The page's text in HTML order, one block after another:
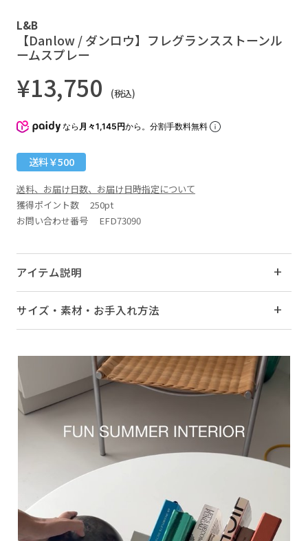
L&B
【Danlow / ダンロウ】フレグランスストーンル
ームスプレー
¥13,750 (税込)
なら 月々1,145円から。分割手数料無料
送料￥500
送料、お届け日数、お届け日時指定について
獲得ポイント数 250pt
お問い合わせ番号 EFD73090
アイテム説明
サイズ・素材・お手入れ方法